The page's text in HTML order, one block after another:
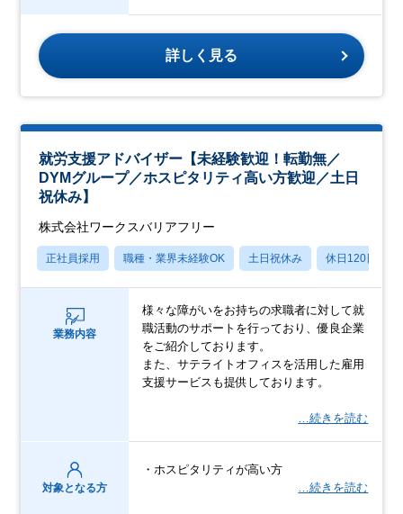
詳しく見る
就労支援アドバイザー【未経験歓迎！転勤無／
DYMグループ／ホスピタリティ高い方歓迎／土日
祝休み】
株式会社ワークスバリアフリー
正社員採用 職種・業界未経験OK 土日祝休み 休日120日以上
業務内容
様々な障がいをお持ちの求職者に対して就
職活動のサポートを行っており、優良企業
をご紹介しております。
また、サテライトオフィスを活用した雇用
支援サービスも提供しております。
…続きを読む
対象となる方
・ホスピタリティが高い方
…続きを読む